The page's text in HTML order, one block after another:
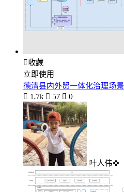
收藏
立即使用
德清县内外贸一体化治理场景
 1.7k  57  0
叶人伟🍀